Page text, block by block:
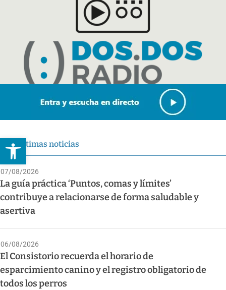
Abrir barra de herramientas
Últimas noticias
07/08/2026
La guía práctica ‘Puntos, comas y límites’
contribuye a relacionarse de forma saludable y
asertiva
06/08/2026
El Consistorio recuerda el horario de
esparcimiento canino y el registro obligatorio de
todos los perros